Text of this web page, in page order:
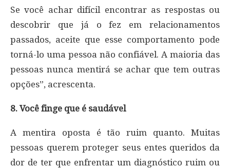
Se você achar difícil encontrar as respostas ou
descobrir que já o fez em relacionamentos
passados, aceite que esse comportamento pode
torná-lo uma pessoa não confiável. A maioria das
pessoas nunca mentirá se achar que tem outras
opções”, acrescenta.
8. Você finge que é saudável
A mentira oposta é tão ruim quanto. Muitas
pessoas querem proteger seus entes queridos da
dor de ter que enfrentar um diagnóstico ruim ou